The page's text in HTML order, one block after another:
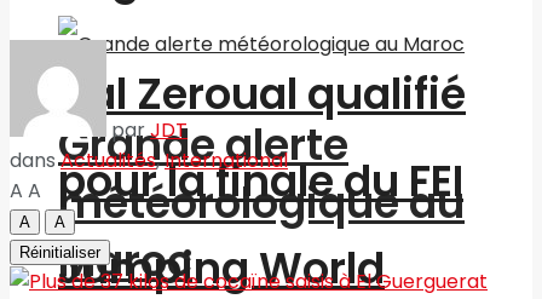
Grande alerte
météorologique au
Maroc
Nal Zeroual qualifié
pour la finale du FEI
Jumping World
parJDT
dans Actualités,International
A A
A
A
Réinitialiser